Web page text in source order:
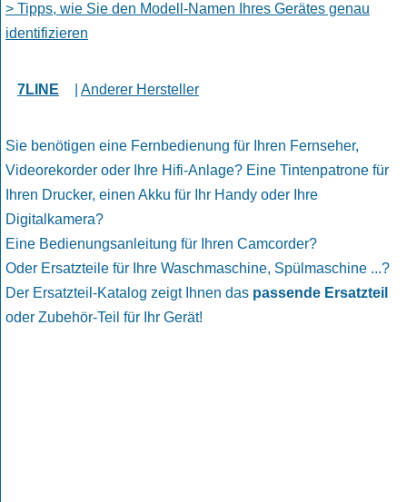
> Tipps, wie Sie den Modell-Namen Ihres Gerätes genau
identifizieren
7LINE Anderer Hersteller
Sie benötigen eine Fernbedienung für Ihren Fernseher,
Videorekorder oder Ihre Hifi-Anlage? Eine Tintenpatrone für
Ihren Drucker, einen Akku für Ihr Handy oder Ihre
Digitalkamera?
Eine Bedienungsanleitung für Ihren Camcorder?
Oder Ersatzteile für Ihre Waschmaschine, Spülmaschine ...?
Der Ersatzteil-Katalog zeigt Ihnen das passende Ersatzteil
oder Zubehör-Teil für Ihr Gerät!